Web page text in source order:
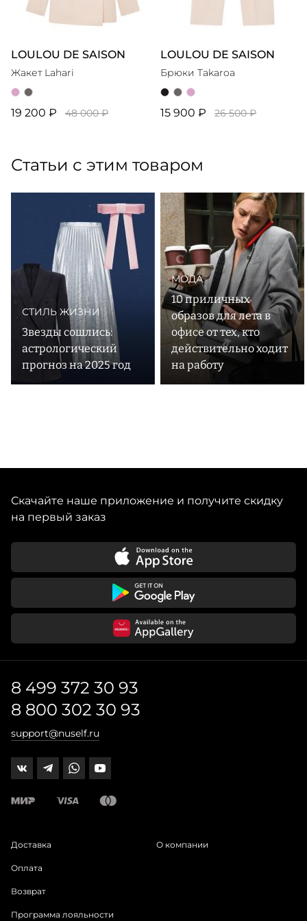
LOULOU DE SAISON
Жакет Lahari
19 200 ₽ 48 000 ₽
LOULOU DE SAISON
Брюки Takaroa
15 900 ₽ 26 500 ₽
Статьи с этим товаром
СТИЛЬ ЖИЗНИ
Звезды сошлись:
астрологический
прогноз на 2025 год
МОДА
10 приличных
образов для лета в
офисе от тех, кто
действительно ходит
на работу
Скачайте наше приложение и получите скидку
на первый заказ
8 499 372 30 93
8 800 302 30 93
support@nuself.ru
Доставка
Оплата
Возврат
Программа лояльности
О компании